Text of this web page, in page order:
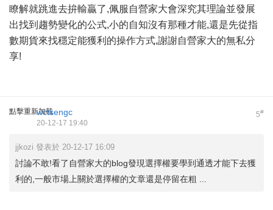
瞭解就跳進去拚輸贏了,佩服自營家大會深究其理論並發展
出找到趨勢變化的公式,小的自知沒有那種才能,還是先從指
數期貨來找穩定能獲利的操作方式,謝謝自營家大的無私分
享!
點擊重新加載 5#
wctsengc
20-12-17 19:40
jjkozi 發表於 20-12-17 16:09
討論不敢!看了自營家大的blog發現選擇權要學到通透才能下去獲
利的,一般市場上關於選擇權的文章還是停留在粗 ...